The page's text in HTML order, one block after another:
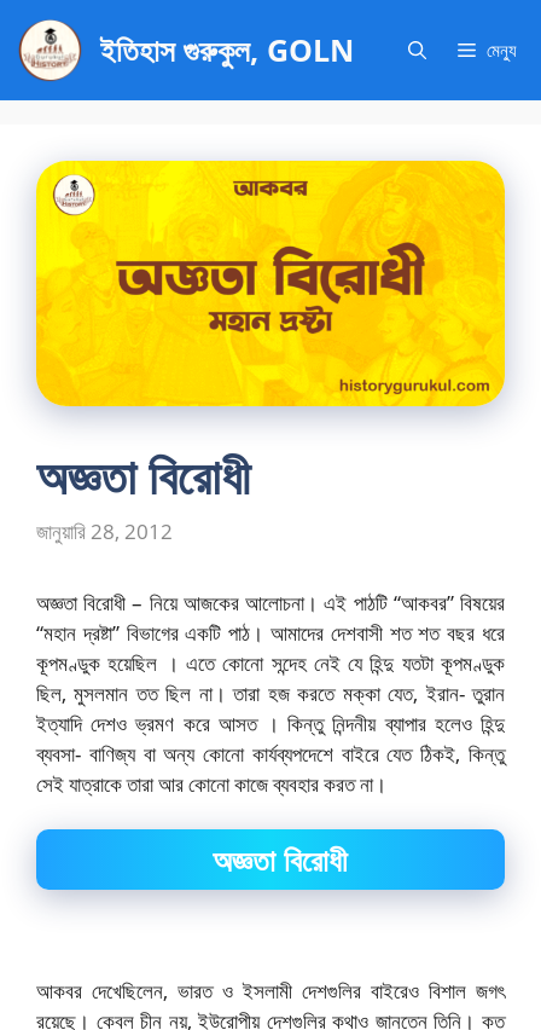
লেখায়
ইতিহাস গুরুকুল, GOLN মেন্যু
অজ্ঞতা বিরোধী
জানুয়ারি 28, 2012
অজ্ঞতা বিরোধী – নিয়ে আজকের আলোচনা। এই পাঠটি “আকবর” বিষয়ের
“মহান দ্রষ্টা” বিভাগের একটি পাঠ। আমাদের দেশবাসী শত শত বছর ধরে
কূপমণ্ডুক হয়েছিল । এতে কোনো সন্দেহ নেই যে হিন্দু যতটা কূপমণ্ডুক
ছিল, মুসলমান তত ছিল না। তারা হজ করতে মক্কা যেত, ইরান- তুরান
ইত্যাদি দেশও ভ্রমণ করে আসত । কিন্তু নিন্দনীয় ব্যাপার হলেও হিন্দু
ব্যবসা- বাণিজ্য বা অন্য কোনো কার্যব্যপদেশে বাইরে যেত ঠিকই, কিন্তু
সেই যাত্রাকে তারা আর কোনো কাজে ব্যবহার করত না।
অজ্ঞতা বিরোধী
আকবর দেখেছিলেন, ভারত ও ইসলামী দেশগুলির বাইরেও বিশাল জগৎ
রয়েছে। কেবল চীন নয়, ইউরোপীয় দেশগুলির কথাও জানতেন তিনি। কত